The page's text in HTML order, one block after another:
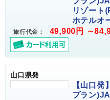
リゾート
ホテルオ
旅行代金： 49,900円 ～
山口県発
【山口発
プラン